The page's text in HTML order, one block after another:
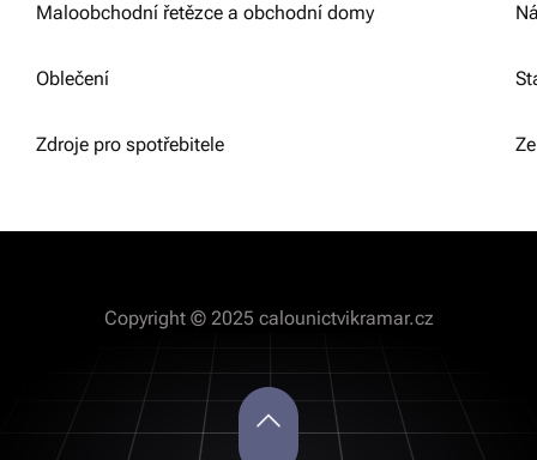
Maloobchodní řetězce a obchodní domy
Oblečení
Zdroje pro spotřebitele
Copyright © 2025 calounictvikramar.cz